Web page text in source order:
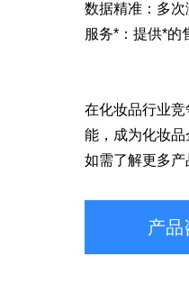
数据精准：多
服务*：提供*的
在化妆品行业
能，成为化妆
如需了解更多
产品